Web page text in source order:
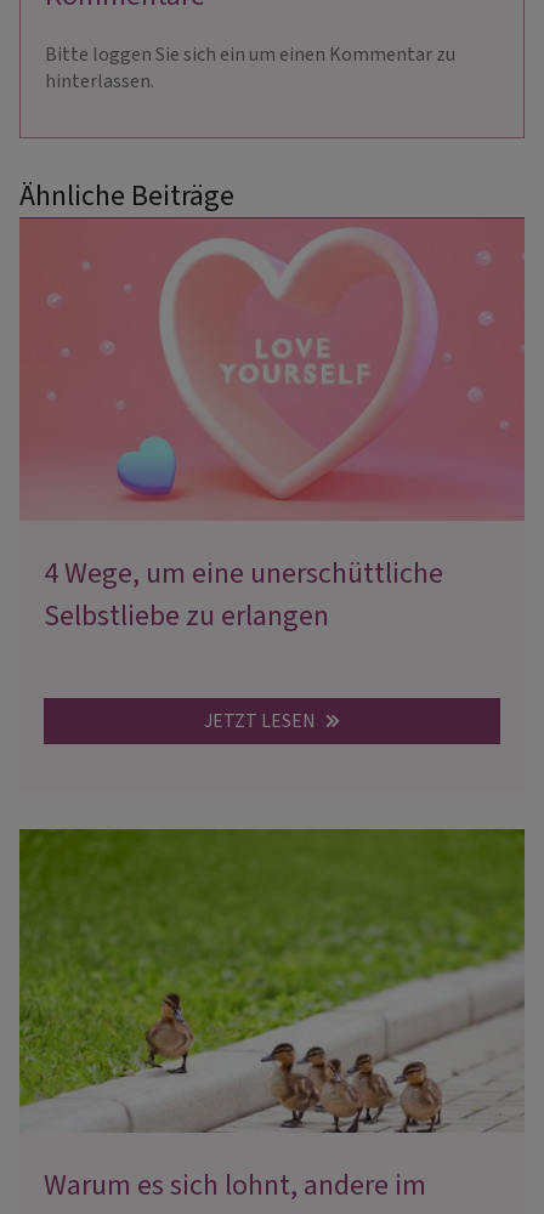
Bitte loggen Sie sich ein um einen Kommentar zu
hinterlassen.
Ähnliche Beiträge
4 Wege, um eine unerschüttliche
Selbstliebe zu erlangen
JETZT LESEN
Warum es sich lohnt, andere im